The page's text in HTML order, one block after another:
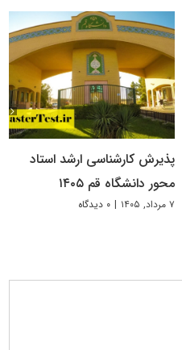
پذیرش کارشناسی ارشد استاد
محور دانشگاه قم ۱۴۰۵
۷ مرداد, ۱۴۰۵ | ۰ دیدگاه